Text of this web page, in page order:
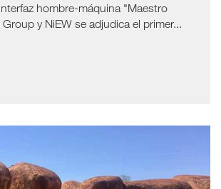
hombre-máquina "Maestro
y NiEW se adjudica el primer...